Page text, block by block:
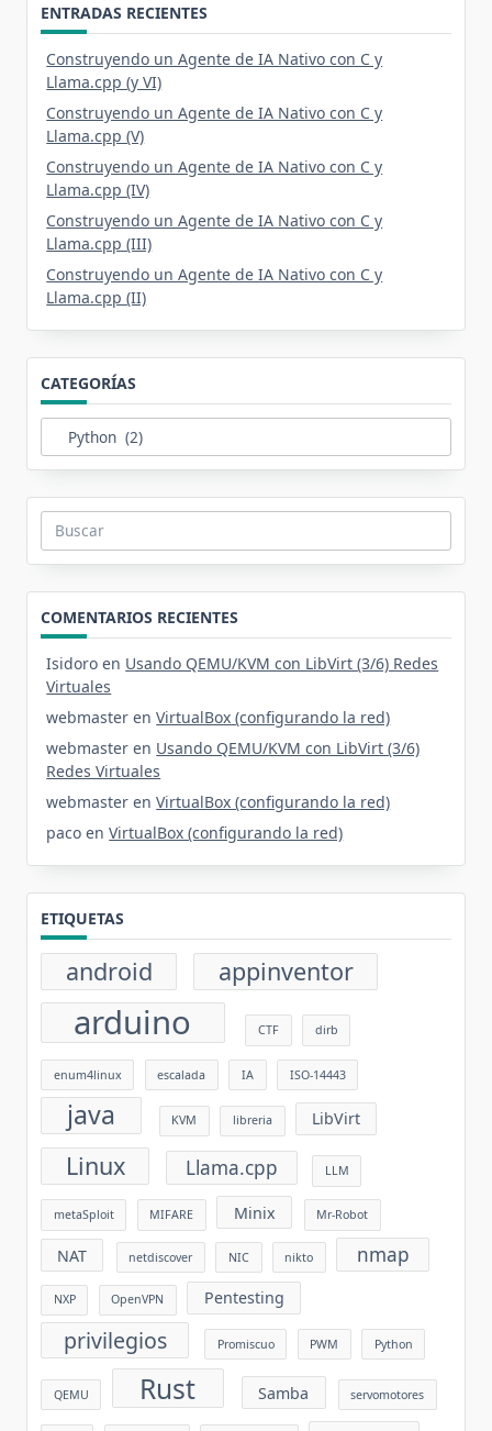
ENTRADAS RECIENTES
Construyendo un Agente de IA Nativo con C y
Llama.cpp (y VI)
Construyendo un Agente de IA Nativo con C y
Llama.cpp (V)
Construyendo un Agente de IA Nativo con C y
Llama.cpp (IV)
Construyendo un Agente de IA Nativo con C y
Llama.cpp (III)
Construyendo un Agente de IA Nativo con C y
Llama.cpp (II)
CATEGORÍAS
Categorías
Buscar:
COMENTARIOS RECIENTES
Isidoro en Usando QEMU/KVM con LibVirt (3/6) Redes
Virtuales
webmaster enVirtualBox (configurando la red)
webmaster en Usando QEMU/KVM con LibVirt (3/6)
Redes Virtuales
webmaster enVirtualBox (configurando la red)
paco enVirtualBox (configurando la red)
ETIQUETAS
android appinventor
arduino CTF dirb
enum4linux escalada IA ISO-14443
java KVM libreria LibVirt
Linux Llama.cpp LLM
metaSploit MIFARE Minix Mr-Robot
NAT netdiscover NIC nikto nmap
NXP OpenVPN Pentesting
privilegios Promiscuo PWM Python
QEMU Rust Samba servomotores